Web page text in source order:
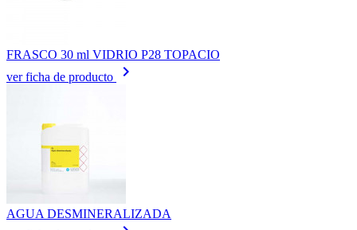
FRASCO 30 ml VIDRIO P28 TOPACIO
ver ficha de producto
keyboard_arrow_right
AGUA DESMINERALIZADA